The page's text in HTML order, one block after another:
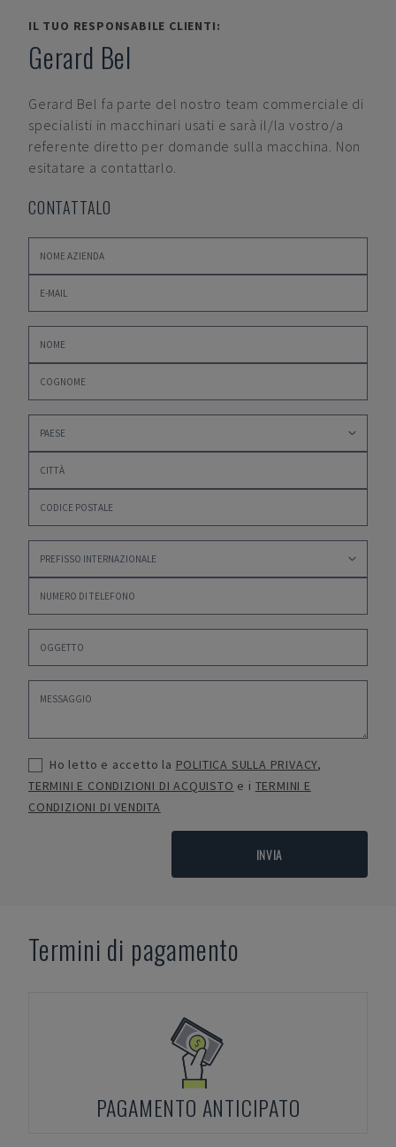
IL TUO RESPONSABILE CLIENTI:
Gerard Bel
Gerard Bel fa parte del nostro team commerciale di
specialisti in macchinari usati e sarà il/la vostro/a
referente diretto per domande sulla macchina. Non
esitatare a contattarlo.
CONTATTALO
Ho letto e accetto la POLITICA SULLA PRIVACY,
TERMINI E CONDIZIONI DI ACQUISTO e i TERMINI E
CONDIZIONI DI VENDITA
INVIA
Termini di pagamento
PAGAMENTO ANTICIPATO